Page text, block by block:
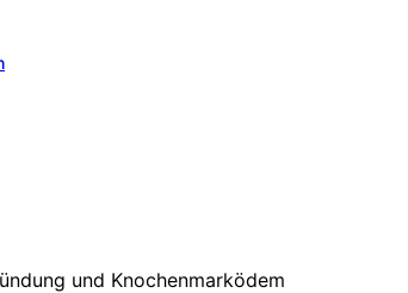
und Knochenmarködem